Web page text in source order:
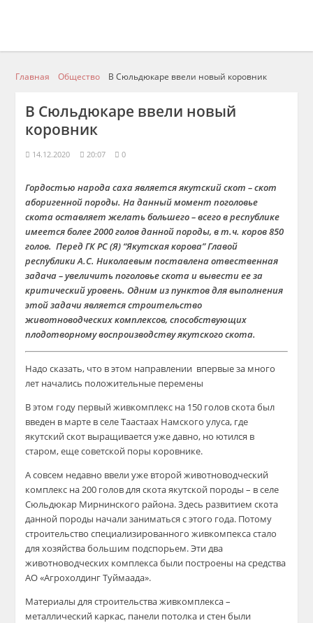
Главная Общество В Сюльдюкаре ввели новый коровник
В Сюльдюкаре ввели новый
коровник
14.12.2020 20:07 0
Гордостью народа саха является якутский скот – скот
аборигенной породы. На данный момент поголовье
скота оставляет желать большего – всего в республике
имеется более 2000 голов данной породы, в т.ч. коров 850
голов. Перед ГК РС (Я) “Якутская корова” Главой
республики А.С. Николаевым поставлена отвественная
задача – увеличить поголовье скота и вывести ее за
критический уровень. Одним из пунктов для выполнения
этой задачи является строительство
животноводческих комплексов, способствующих
плодотворному воспроизводству якутского скота.
Надо сказать, что в этом направлении впервые за много
лет начались положительные перемены
В этом году первый живкомплекс на 150 голов скота был
введен в марте в селе Таастаах Намского улуса, где
якутский скот выращивается уже давно, но ютился в
старом, еще советской поры коровнике.
А совсем недавно ввели уже второй животноводческий
комплекс на 200 голов для скота якутской породы – в селе
Сюльдюкар Мирнинского района. Здесь развитием скота
данной породы начали заниматься с этого года. Потому
строительство специализированного живкомпекса стало
для хозяйства большим подспорьем. Эти два
животноводческих комплекса были построены на средства
АО «Агрохолдинг Туймаада».
Материалы для строительства живкомплекса –
металлический каркас, панели потолка и стен были